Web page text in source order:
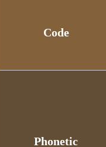
Code
Phonetic